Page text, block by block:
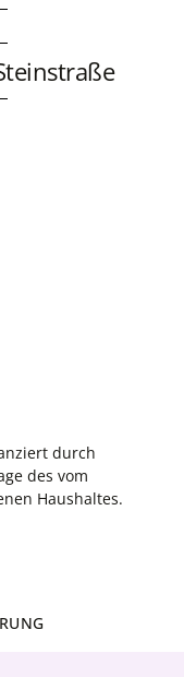
durch
des vom
Haushaltes.